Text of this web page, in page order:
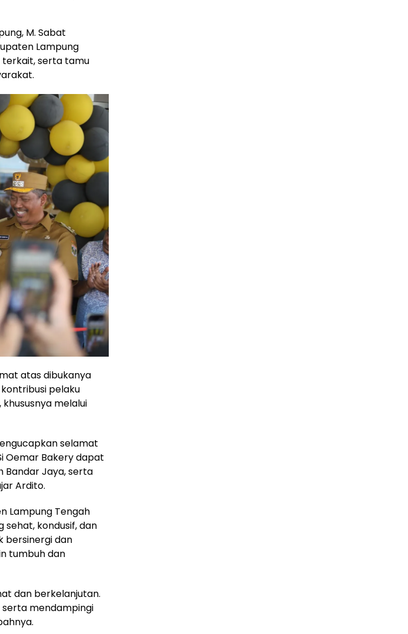
M. Sabat
Lampung
terkait, serta tamu
atas dibukanya
pelaku
melalui
selamat
Oemar Bakery dapat
Bandar Jaya, serta
Ardito.
Lampung Tengah
kondusif, dan
bersinergi dan
tumbuh dan
dan berkelanjutan.
serta mendampingi